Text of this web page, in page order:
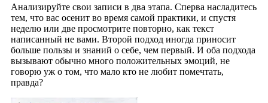
Анализируйте свои записи в два этапа. Сперва насладитесь
тем, что вас осенит во время самой практики, и спустя
неделю или две просмотрите повторно, как текст
написанный не вами. Второй подход иногда приносит
больше пользы и знаний о себе, чем первый. И оба подхода
вызывают обычно много положительных эмоций, не
говорю уж о том, что мало кто не любит помечтать,
правда?